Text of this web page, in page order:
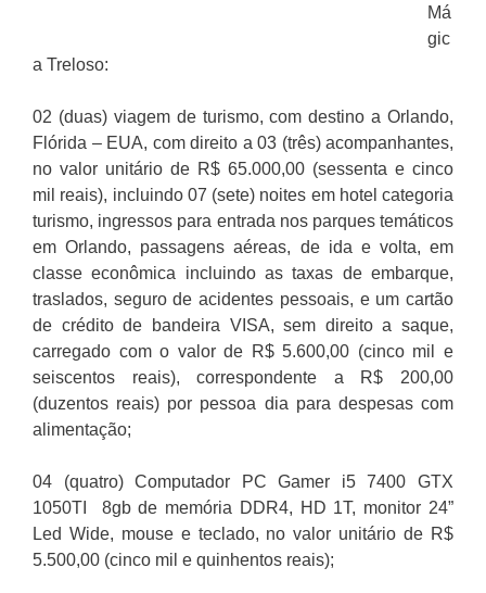
Má
gic
a Treloso:
02 (duas) viagem de turismo, com destino a Orlando,
Flórida – EUA, com direito a 03 (três) acompanhantes,
no valor unitário de R$ 65.000,00 (sessenta e cinco
mil reais), incluindo 07 (sete) noites em hotel categoria
turismo, ingressos para entrada nos parques temáticos
em Orlando, passagens aéreas, de ida e volta, em
classe econômica incluindo as taxas de embarque,
traslados, seguro de acidentes pessoais, e um cartão
de crédito de bandeira VISA, sem direito a saque,
carregado com o valor de R$ 5.600,00 (cinco mil e
seiscentos reais), correspondente a R$ 200,00
(duzentos reais) por pessoa dia para despesas com
alimentação;
04 (quatro) Computador PC Gamer i5 7400 GTX
1050TI 8gb de memória DDR4, HD 1T, monitor 24”
Led Wide, mouse e teclado, no valor unitário de R$
5.500,00 (cinco mil e quinhentos reais);